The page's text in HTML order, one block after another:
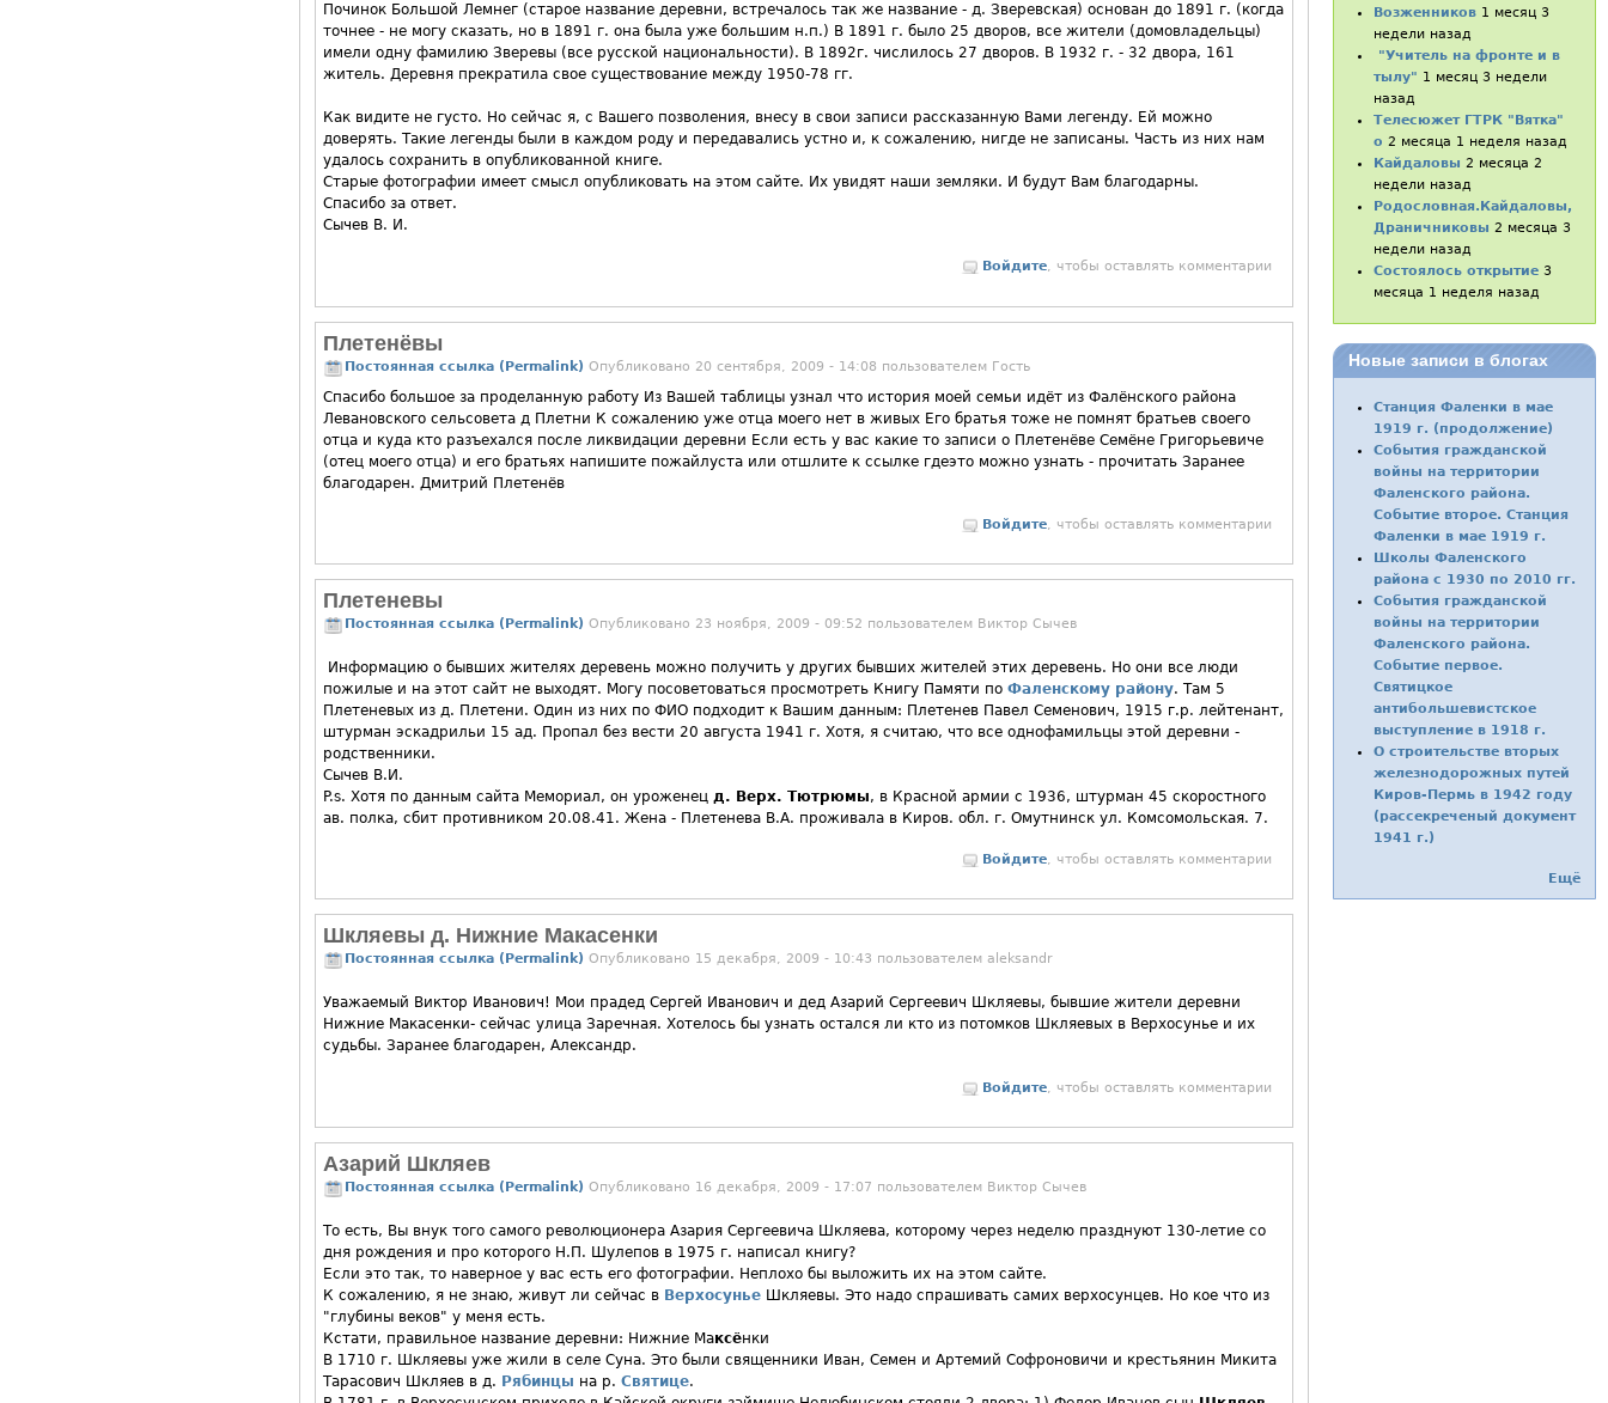
Починок Большой Лемнег (старое название деревни, встречалось так же название - д. Зверевская) основан до 1891 г. (когда
точнее - не могу сказать, но в 1891 г. она была уже большим н.п.) В 1891 г. было 25 дворов, все жители (домовладельцы)
имели одну фамилию Зверевы (все русской национальности). В 1892г. числилось 27 дворов. В 1932 г. - 32 двора, 161
житель. Деревня прекратила свое существование между 1950-78 гг.
Как видите не густо. Но сейчас я, с Вашего позволения, внесу в свои записи рассказанную Вами легенду. Ей можно
доверять. Такие легенды были в каждом роду и передавались устно и, к сожалению, нигде не записаны. Часть из них нам
удалось сохранить в опубликованной книге.
Старые фотографии имеет смысл опубликовать на этом сайте. Их увидят наши земляки. И будут Вам благодарны.
Спасибо за ответ.
Сычев В. И.
Войдите, чтобы оставлять комментарии
Плетенёвы
Постоянная ссылка (Permalink) Опубликовано 20 сентября, 2009 - 14:08 пользователем Гость
Спасибо большое за проделанную работу Из Вашей таблицы узнал что история моей семьи идёт из Фалёнского района
Левановского сельсовета д Плетни К сожалению уже отца моего нет в живых Его братья тоже не помнят братьев своего
отца и куда кто разъехался после ликвидации деревни Если есть у вас какие то записи о Плетенёве Семёне Григорьевиче
(отец моего отца) и его братьях напишите пожайлуста или отшлите к ссылке гдеэто можно узнать - прочитать Заранее
благодарен. Дмитрий Плетенёв
Войдите, чтобы оставлять комментарии
Плетеневы
Постоянная ссылка (Permalink) Опубликовано 23 ноября, 2009 - 09:52 пользователем Виктор Сычев
Информацию о бывших жителях деревень можно получить у других бывших жителей этих деревень. Но они все люди
пожилые и на этот сайт не выходят. Могу посоветоваться просмотреть Книгу Памяти по Фаленскому району. Там 5
Плетеневых из д. Плетени. Один из них по ФИО подходит к Вашим данным: Плетенев Павел Семенович, 1915 г.р. лейтенант,
штурман эскадрильи 15 ад. Пропал без вести 20 августа 1941 г. Хотя, я считаю, что все однофамильцы этой деревни -
родственники.
Сычев В.И.
P.s. Хотя по данным сайта Мемориал, он уроженец д. Верх. Тютрюмы, в Красной армии с 1936, штурман 45 скоростного
ав. полка, сбит противником 20.08.41. Жена - Плетенева В.А. проживала в Киров. обл. г. Омутнинск ул. Комсомольская. 7.
Войдите, чтобы оставлять комментарии
Шкляевы д. Hижние Макасенки
Постоянная ссылка (Permalink) Опубликовано 15 декабря, 2009 - 10:43 пользователем aleksandr
Уважаемый Виктор Иванович! Мои прадед Сергей Иванович и дед Азарий Сергеевич Шкляевы, бывшие жители деревни
Нижние Макасенки- сейчас улица Заречная. Хотелось бы узнать остался ли кто из потомков Шкляевых в Верхосунье и их
судьбы. Заранее благодарен, Александр.
Войдите, чтобы оставлять комментарии
Азарий Шкляев
Постоянная ссылка (Permalink) Опубликовано 16 декабря, 2009 - 17:07 пользователем Виктор Сычев
То есть, Вы внук того самого революционера Азария Сергеевича Шкляева, которому через неделю празднуют 130-летие со
дня рождения и про которого Н.П. Шулепов в 1975 г. написал книгу?
Если это так, то наверное у вас есть его фотографии. Неплохо бы выложить их на этом сайте.
К сожалению, я не знаю, живут ли сейчас в Верхосунье Шкляевы. Это надо спрашивать самих верхосунцев. Но кое что из
"глубины веков" у меня есть.
Кстати, правильное название деревни: Нижние Максёнки
В 1710 г. Шкляевы уже жили в селе Суна. Это были священники Иван, Семен и Артемий Софроновичи и крестьянин Микита
Тарасович Шкляев в д. Рябинцы на р. Святице.
Возженников 1 месяц 3
недели назад
"Учитель на фронте и в
тылу" 1 месяц 3 недели
назад
Телесюжет ГТРК "Вятка"
о 2 месяца 1 неделя назад
Кайдаловы 2 месяца 2
недели назад
Родословная.Кайдаловы,
Драничниковы 2 месяца 3
недели назад
Состоялось открытие 3
месяца 1 неделя назад
Новые записи в блогах
Станция Фаленки в мае
1919 г. (продолжение)
События гражданской
войны на территории
Фаленского района.
Событие второе. Станция
Фаленки в мае 1919 г.
Школы Фаленского
района с 1930 по 2010 гг.
События гражданской
войны на территории
Фаленского района.
Событие первое.
Святицкое
антибольшевистское
выступление в 1918 г.
О строительстве вторых
железнодорожных путей
Киров-Пермь в 1942 году
(рассекреченый документ
1941 г.)
Ещё